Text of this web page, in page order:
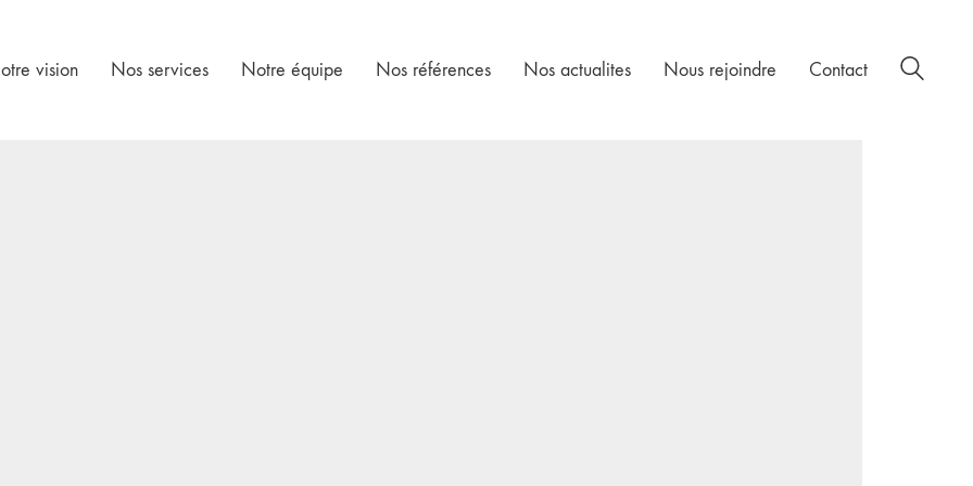
vision Nos services Notre équipe Nos références Nos actualites Nous rejoindre Contact